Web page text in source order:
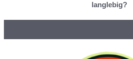
langlebig?